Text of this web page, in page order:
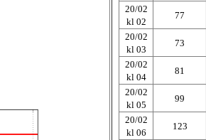
20/02
kl 02
77
20/02
kl 03
73
20/02
kl 04
81
20/02
kl 05
99
20/02
kl 06
123